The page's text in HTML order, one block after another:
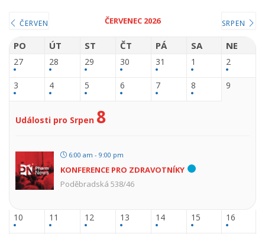
ČERVEN ČERVENEC 2026 SRPEN
PO ÚT ST ČT PÁ SA NE
27 28 29 30 31 1 2
3 4 5 6 7 8 9
Události pro Srpen 8
6:00 am - 9:00 pm
KONFERENCE PRO ZDRAVOTNÍKY
Poděbradská 538/46
10 11 12 13 14 15 16